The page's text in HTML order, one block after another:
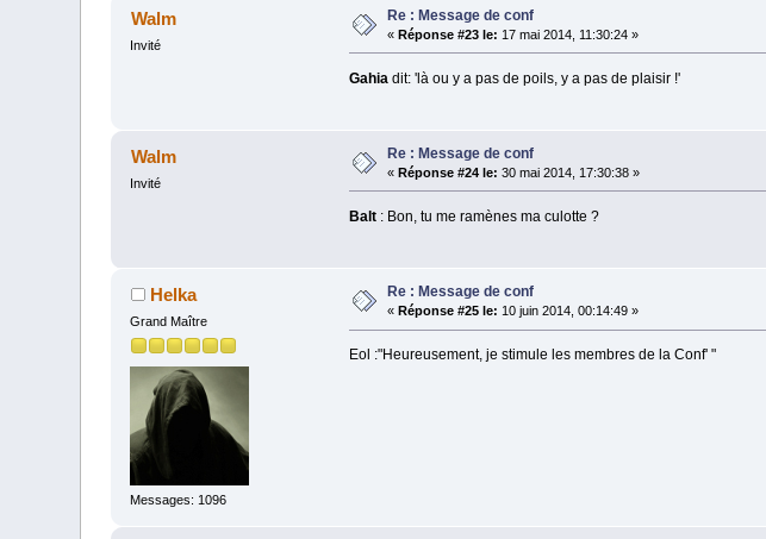
Walm
Invité
Re : Message de conf
«Réponse #23 le: 17 mai 2014, 11:30:24 »
Gahia dit: 'là ou y a pas de poils, y a pas de plaisir !'
Walm
Invité
Re : Message de conf
«Réponse #24 le: 30 mai 2014, 17:30:38 »
Balt: Bon, tu me ramènes ma culotte ?
Helka
Grand Maître
Messages: 1096
Re : Message de conf
«Réponse #25 le: 10 juin 2014, 00:14:49 »
Eol :"Heureusement, je stimule les membres de la Conf' "